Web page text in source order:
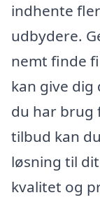
indhente
udbydere.
nemt finde
kan give dig
du har brug
tilbud kan
løsning til
kvalitet og